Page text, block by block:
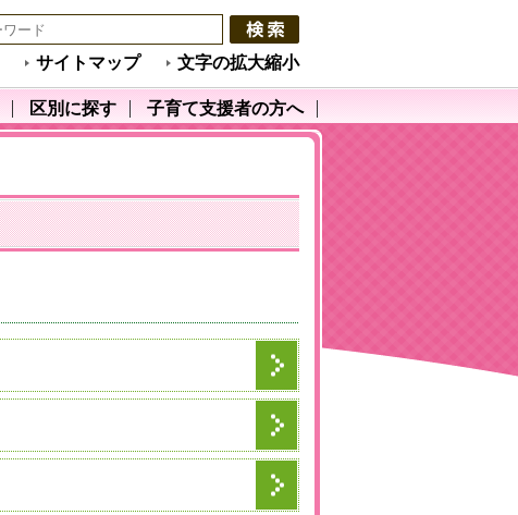
サイトマップ 文字の拡大縮小
区別に探す 子育て支援者の方へ